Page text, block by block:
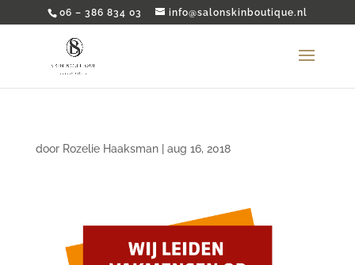
06 – 386 834 03 info@salonskinboutique.nl
door Rozelie Haaksman| aug 16, 2018